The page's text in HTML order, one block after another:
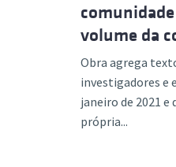
volume da
Obra agrega
investigadores e
janeiro de 2021 e
própria...